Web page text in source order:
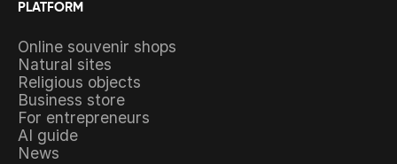
PLATFORM
Online souvenir shops
Natural sites
Religious objects
Business store
For entrepreneurs
AI guide
News